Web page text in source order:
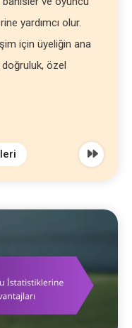
yardımcı olur.
için üyeliğin ana
doğruluk, özel